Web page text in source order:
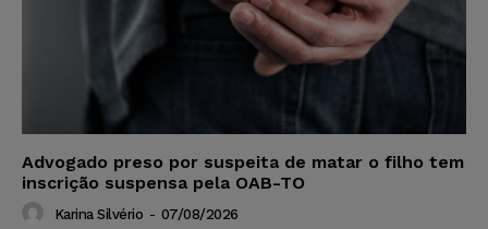
Advogado preso por suspeita de matar o filho tem
inscrição suspensa pela OAB-TO
Karina Silvério - 07/08/2026